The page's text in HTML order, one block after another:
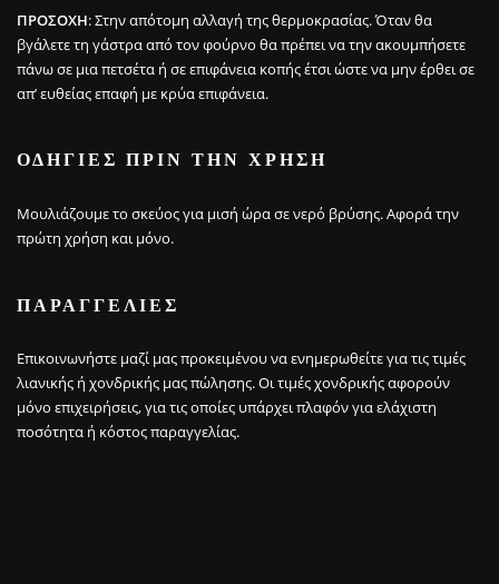
ΠΡΟΣΟΧΗ: Στην απότομη αλλαγή της θερμοκρασίας. Όταν θα
βγάλετε τη γάστρα από τον φούρνο θα πρέπει να την ακουμπήσετε
πάνω σε μια πετσέτα ή σε επιφάνεια κοπής έτσι ώστε να μην έρθει σε
απ’ ευθείας επαφή με κρύα επιφάνεια.
ΟΔΗΓΙΕΣ ΠΡΙΝ ΤΗΝ ΧΡΗΣΗ
Μουλιάζουμε το σκεύος για μισή ώρα σε νερό βρύσης. Αφορά την
πρώτη χρήση και μόνο.
ΠΑΡΑΓΓΕΛΊΕΣ
Επικοινωνήστε μαζί μας προκειμένου να ενημερωθείτε για τις τιμές
λιανικής ή χονδρικής μας πώλησης. Οι τιμές χονδρικής αφορούν
μόνο επιχειρήσεις, για τις οποίες υπάρχει πλαφόν για ελάχιστη
ποσότητα ή κόστος παραγγελίας.